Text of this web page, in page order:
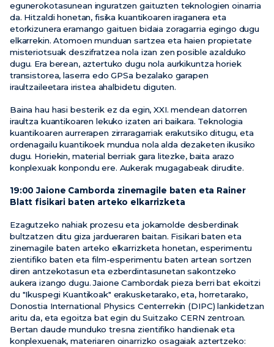
egunerokotasunean inguratzen gaituzten teknologien oinarria
da. Hitzaldi honetan, fisika kuantikoaren iraganera eta
etorkizunera eramango gaituen bidaia zoragarria egingo dugu
elkarrekin. Atomoen munduan sartzea eta haien propietate
misteriotsuak deszifratzea nola izan zen posible azalduko
dugu. Era berean, aztertuko dugu nola aurkikuntza horiek
transistorea, laserra edo GPSa bezalako garapen
iraultzaileetara iristea ahalbidetu diguten.
Baina hau hasi besterik ez da egin, XXI. mendean datorren
iraultza kuantikoaren lekuko izaten ari baikara. Teknologia
kuantikoaren aurrerapen zirraragarriak erakutsiko ditugu, eta
ordenagailu kuantikoek mundua nola alda dezaketen ikusiko
dugu. Horiekin, material berriak gara litezke, baita arazo
konplexuak konpondu ere. Aukerak mugagabeak dirudite.
19:00 Jaione Camborda zinemagile baten eta Rainer
Blatt fisikari baten arteko elkarrizketa
Ezagutzeko nahiak prozesu eta jokamolde desberdinak
bultzatzen ditu giza jardueraren baitan. Fisikari baten eta
zinemagile baten arteko elkarrizketa honetan, esperimentu
zientifiko baten eta film-esperimentu baten artean sortzen
diren antzekotasun eta ezberdintasunetan sakontzeko
aukera izango dugu. Jaione Cambordak pieza berri bat ekoitzi
du "Ikuspegi Kuantikoak" erakusketarako, eta, horretarako,
Donostia International Physics Centerrekin (DIPC) lankidetzan
aritu da, eta egoitza bat egin du Suitzako CERN zentroan.
Bertan daude munduko tresna zientifiko handienak eta
konplexuenak, materiaren oinarrizko osagaiak aztertzeko: